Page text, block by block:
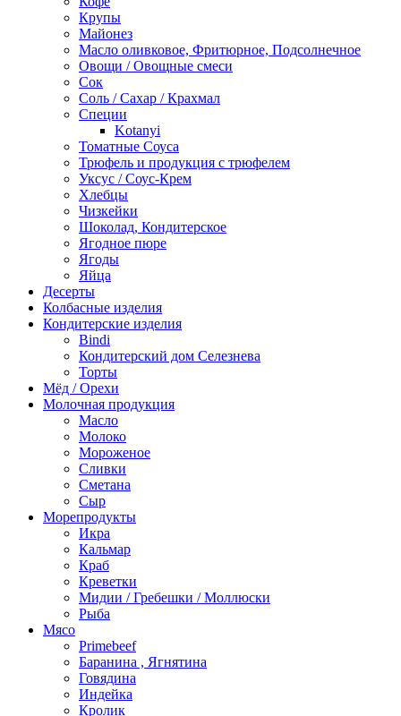
Крупы
Майонез
Масло оливковое, Фритюрное, Подсолнечное
Овощи / Овощные смеси
Сок
Соль / Сахар / Крахмал
Специи
Kotanyi
Томатные Соуса
Трюфель и продукция с трюфелем
Уксус / Соус-Крем
Хлебцы
Чизкейки
Шоколад, Кондитерское
Ягодное пюре
Ягоды
Яйца
Десерты
Колбасные изделия
Кондитерские изделия
Bindi
Кондитерский дом Селезнева
Торты
Мёд / Орехи
Молочная продукция
Масло
Молоко
Мороженое
Сливки
Сметана
Сыр
Морепродукты
Икра
Кальмар
Краб
Креветки
Мидии / Гребешки / Моллюски
Рыба
Мясо
Primebeef
Баранина , Ягнятина
Говядина
Индейка
Кролик